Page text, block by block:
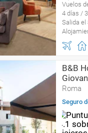
Vuelos
4 días /
Salida el
B&B
Roma
Seguro